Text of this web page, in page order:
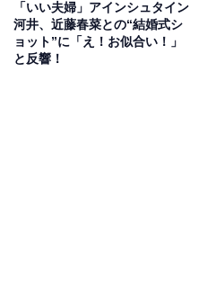
「いい夫婦」アインシュタイン
河井、近藤春菜との“結婚式シ
ョット”に「え！お似合い！」
と反響！